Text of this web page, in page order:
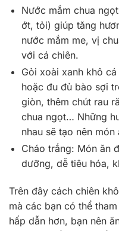
Nước mắm chua
ớt, tỏi) giúp tăng
nước mắm me, vị
với cá chiên.
Gỏi xoài xanh khô
hoặc đu đủ bào sợi
giòn, thêm chút rau
chua ngọt… Những
nhau sẽ tạo nên
Cháo trắng: Món ăn
dưỡng, dễ tiêu hóa,
Trên đây cách chiên
mà các bạn có thể
hấp dẫn hơn, bạn nên